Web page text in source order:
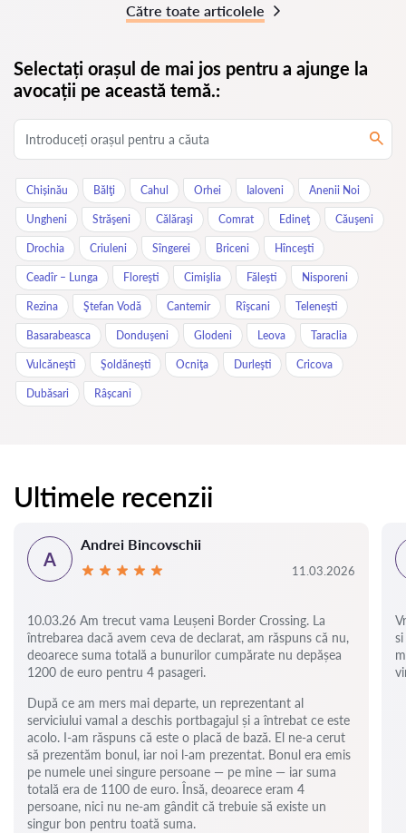
Către toate articolele
Selectați orașul de mai jos pentru a ajunge la
avocații pe această temă.:
Chișinău Bălţi Cahul Orhei Ialoveni Anenii Noi
Ungheni Străşeni Călăraşi Comrat Edineţ Căuşeni
Drochia Criuleni Sîngerei Briceni Hînceşti
Ceadîr – Lunga Floreşti Cimişlia Făleşti Nisporeni
Rezina Ştefan Vodă Cantemir Rîşcani Teleneşti
Basarabeasca Donduşeni Glodeni Leova Taraclia
Vulcăneşti Şoldăneşti Ocniţa Durleşti Cricova
Dubăsari Râșcani
Ultimele recenzii
A
Andrei Bincovschii
11.03.2026
10.03.26 Am trecut vama Leușeni Border Crossing. La
întrebarea dacă avem ceva de declarat, am răspuns că nu,
deoarece suma totală a bunurilor cumpărate nu depășea
1200 de euro pentru 4 pasageri.
După ce am mers mai departe, un reprezentant al
serviciului vamal a deschis portbagajul și a întrebat ce este
acolo. I-am răspuns că este o placă de bază. El ne-a cerut
să prezentăm bonul, iar noi l-am prezentat. Bonul era emis
pe numele unei singure persoane — pe mine — iar suma
totală era de 1100 de euro. Însă, deoarece eram 4
persoane, nici nu ne-am gândit că trebuie să existe un
singur bon pentru toată suma.